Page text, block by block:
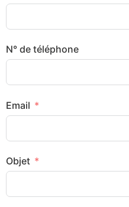
N° de téléphone
Email
Objet